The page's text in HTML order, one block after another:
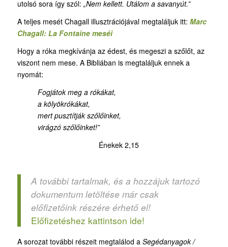
utolsó sora így szól: „Nem kellett. Utálom a savanyút.”
A teljes mesét Chagall illusztrációjával megtaláljuk itt: Marc
Chagall: La Fontaine meséi
Hogy a róka megkívánja az édest, és megeszi a szőlőt, az
viszont nem mese. A Bibliában is megtaláljuk ennek a
nyomát:
Fogjátok meg a rókákat,
a kölyökrókákat,
mert pusztítják szőlőinket,
virágzó szőlőinket!”
Énekek 2,15
A további tartalmak, és a hozzájuk tartozó
dokumentum letöltése már csak
előfizetőink részére érhető el!
Előfizetéshez kattintson ide!
A sorozat további részeit megtalálod a Segédanyagok /